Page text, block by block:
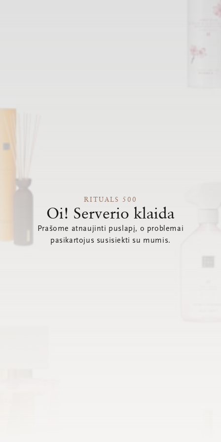
RITUALS 500
Oi! Serverio klaida
Prašome atnaujinti puslapį, o problemai
pasikartojus susisiekti su mumis.